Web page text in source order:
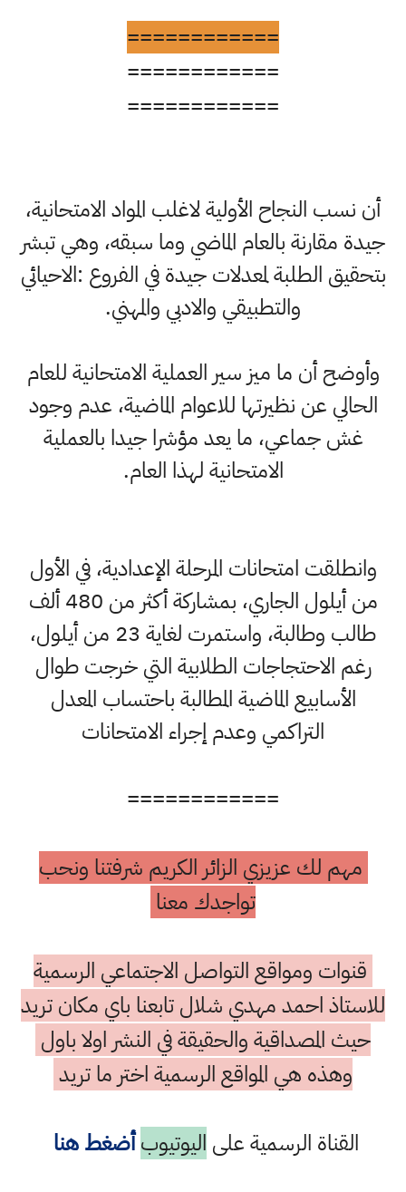
============
============
============
أن نسب النجاح الأولية لاغلب المواد الامتحانية،
جيدة مقارنة بالعام الماضي وما سبقه، وهي تبشر
بتحقيق الطلبة لمعدلات جيدة في الفروع :الاحيائي
والتطبيقي والادبي والمهني.
وأوضح أن ما ميز سير العملية الامتحانية للعام
الحالي عن نظيرتها للاعوام الماضية، عدم وجود
غش جماعي، ما يعد مؤشرا جيدا بالعملية
الامتحانية لهذا العام.
وانطلقت امتحانات المرحلة الإعدادية، في الأول
من أيلول الجاري، بمشاركة أكثر من 480 ألف
طالب وطالبة، واستمرت لغاية 23 من أيلول،
رغم الاحتجاجات الطلابية التي خرجت طوال
الأسابيع الماضية المطالبة باحتساب المعدل
التراكمي وعدم إجراء الامتحانات
============
مهم لك عزيزي الزائر الكريم شرفتنا ونحب
تواجدك معنا
قنوات ومواقع التواصل الاجتماعي الرسمية
للاستاذ احمد مهدي شلال تابعنا باي مكان تريد
حيث المصداقية والحقيقة في النشر اولا باول
وهذه هي المواقع الرسمية اختر ما تريد
القناة الرسمية على اليوتيوب أضغط هنا